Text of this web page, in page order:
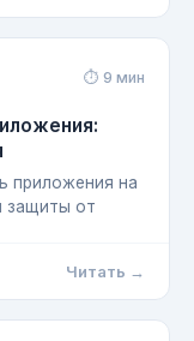
⏱ 9 мин
приложения на
защиты от
Читать →